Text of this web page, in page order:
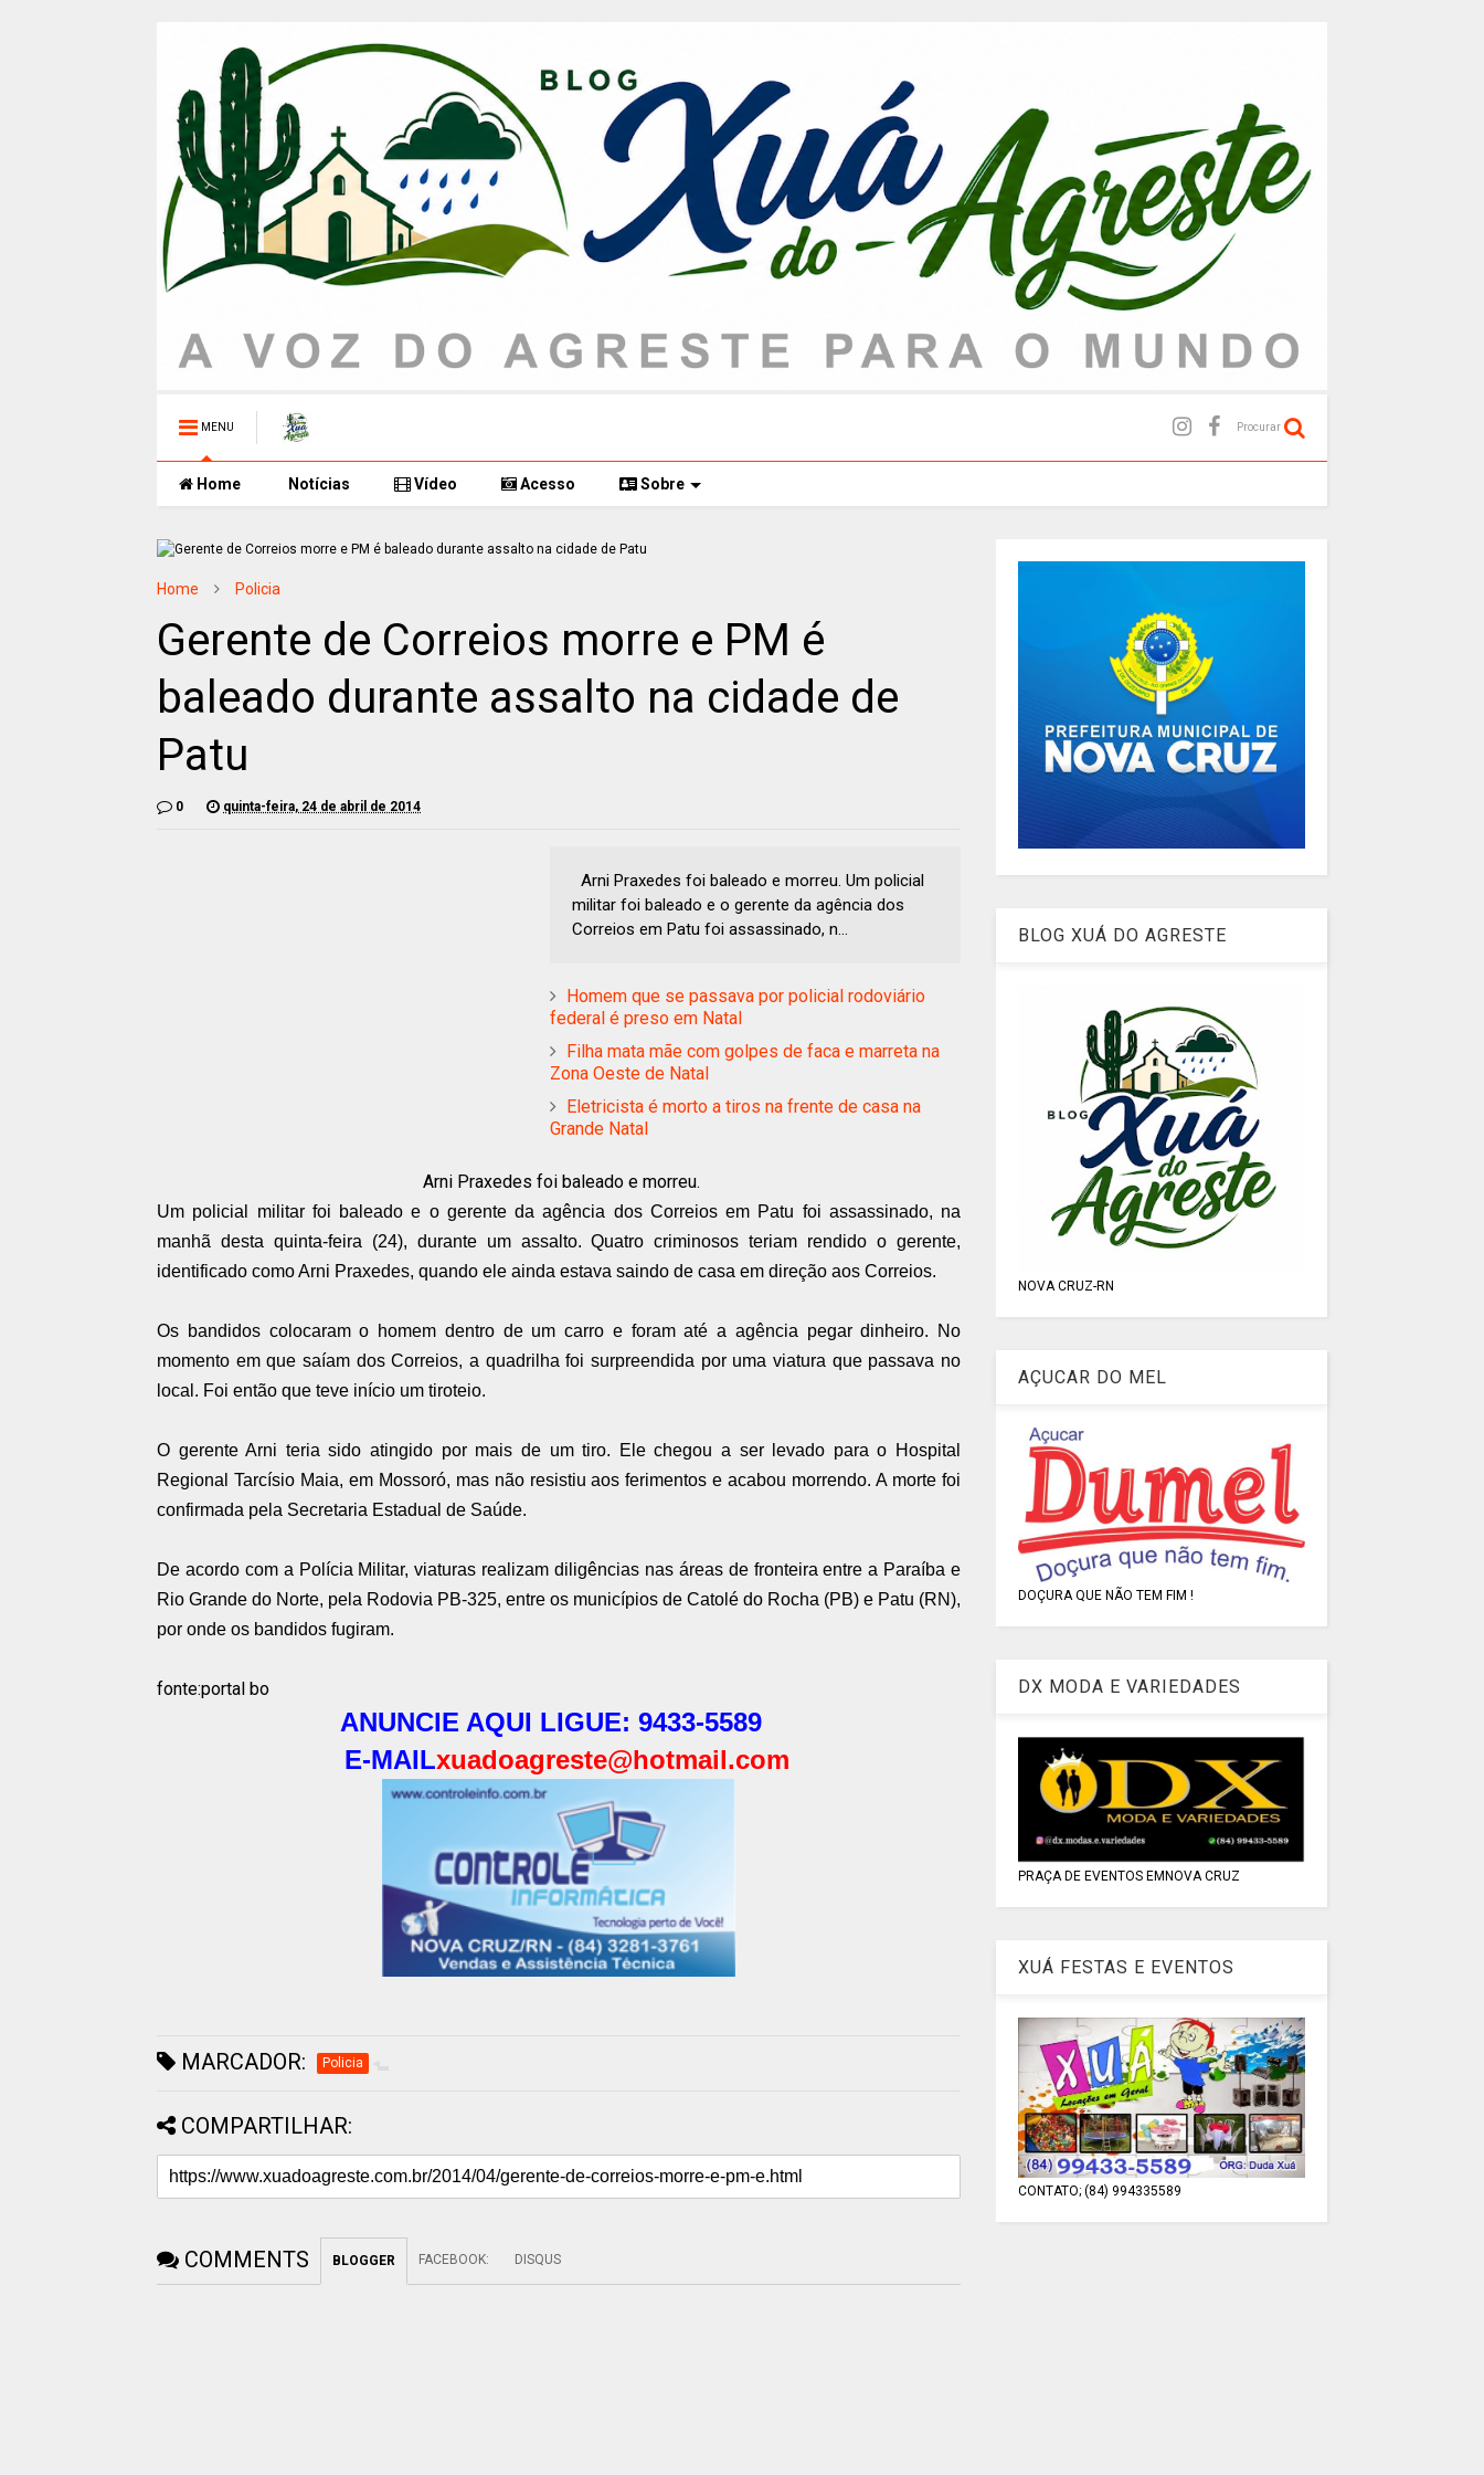
MENU Procurar
Home Notícias Vídeo Acesso Sobre
Home Policia
Gerente de Correios morre e PM é
baleado durante assalto na cidade de
Patu
0 quinta-feira, 24 de abril de 2014
Arni Praxedes foi baleado e morreu. Um policial
militar foi baleado e o gerente da agência dos
Correios em Patu foi assassinado, n...
Homem que se passava por policial rodoviário
federal é preso em Natal
Filha mata mãe com golpes de faca e marreta na
Zona Oeste de Natal
Eletricista é morto a tiros na frente de casa na
Grande Natal
Arni Praxedes foi baleadoe morreu.
Um policial militarfoi baleado e o gerente da agência dos Correios em Patu foi assassinado, na
manhã desta quinta-feira (24), durante um assalto. Quatro criminosos teriam rendido o gerente,
identificado como Arni Praxedes, quando ele ainda estava saindo de casa em direção aos Correios.
Os bandidos colocaram o homem dentro de um carro e foram até a agência pegar dinheiro. No
momento em que saíam dosCorreios, a quadrilha foi surpreendida por uma viatura que passava no
local. Foi então que teve início um tiroteio.
O gerenteArni teria sido atingido por mais de um tiro. Ele chegou a ser levado para o Hospital
Regional Tarcísio Maia, em Mossoró, mas não resistiu aos ferimentos e acabou morrendo. A morte foi
confirmada pela Secretaria Estadual de Saúde.
De acordo coma Polícia Militar, viaturas realizam diligências nas áreas de fronteira entre a Paraíba e
Rio Grande do Norte, pela Rodovia PB-325, entre os municípios de Catolé do Rocha (PB) e Patu (RN),
por onde os bandidos fugiram.
fonte:portal bo
ANUNCIE AQUI LIGUE: 9433-5589
E-MAILxuadoagreste@hotmail.com
MARCADOR: Policia
COMPARTILHAR:
COMMENTS BLOGGER FACEBOOK: DISQUS
BLOG XUÁ DO AGRESTE
NOVA CRUZ-RN
AÇUCAR DO MEL
DOÇURA QUE NÃO TEM FIM !
DX MODA E VARIEDADES
PRAÇA DE EVENTOS EMNOVA CRUZ
XUÁ FESTAS E EVENTOS
CONTATO; (84) 994335589